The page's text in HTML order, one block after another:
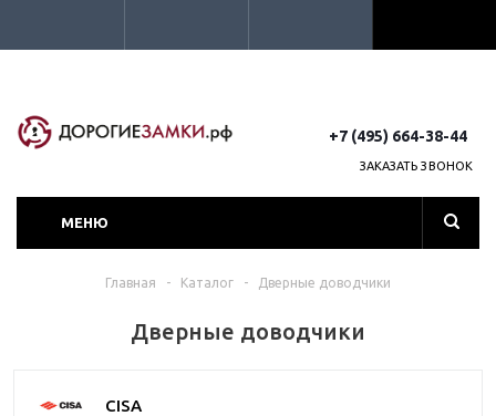
+7 (495) 664-38-44
ЗАКАЗАТЬ ЗВОНОК
МЕНЮ
Главная - Каталог - Дверные доводчики
Дверные доводчики
CISA